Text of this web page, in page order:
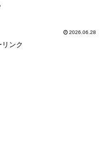
2026.06.28
リンク